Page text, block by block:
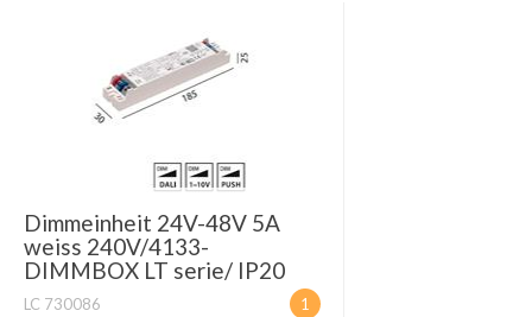
Dimmeinheit 24V-48V 5A
weiss 240V/4133-
DIMMBOX LT serie/ IP20
1
LC 730086